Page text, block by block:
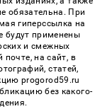
обязательна. При
гиперссылка на
будут применены
и смежных
почте, на сайт, в
статей,
progorod59.ru
без какого-